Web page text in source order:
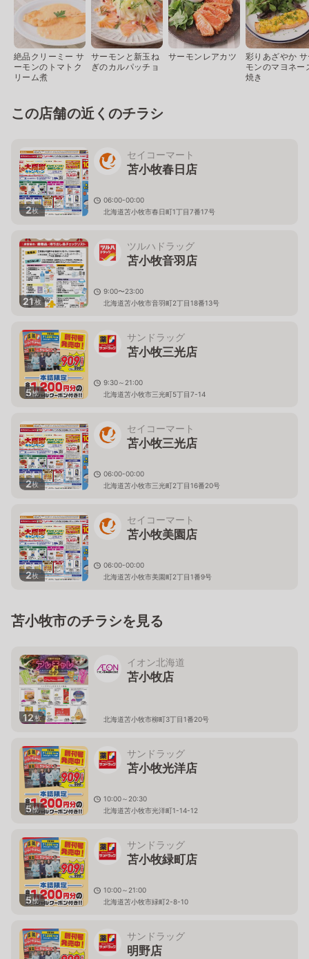
絶品クリーミー サ
ーモンのトマトク
リーム煮
サーモンと新玉ね
ぎのカルパッチョ
サーモンレアカツ
彩りあざやか
モンのマヨネー
焼き
この店舗の近くのチラシ
2枚
セイコーマート
苫小牧春日店
06:00-00:00
北海道苫小牧市春日町1丁目7番17号
21枚
ツルハドラッグ
苫小牧音羽店
9:00〜23:00
北海道苫小牧市音羽町2丁目18番13号
5枚
サンドラッグ
苫小牧三光店
9:30～21:00
北海道苫小牧市三光町5丁目7-14
2枚
セイコーマート
苫小牧三光店
06:00-00:00
北海道苫小牧市三光町2丁目16番20号
2枚
セイコーマート
苫小牧美園店
06:00-00:00
北海道苫小牧市美園町2丁目1番9号
苫小牧市のチラシを見る
12枚
イオン北海道
苫小牧店
北海道苫小牧市柳町3丁目1番20号
5枚
サンドラッグ
苫小牧光洋店
10:00～20:30
北海道苫小牧市光洋町1-14-12
5枚
サンドラッグ
苫小牧緑町店
10:00～21:00
北海道苫小牧市緑町2-8-10
サンドラッグ
明野店